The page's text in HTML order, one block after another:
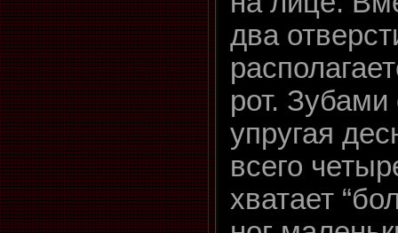
два
рот.
упругая
всего
хватает